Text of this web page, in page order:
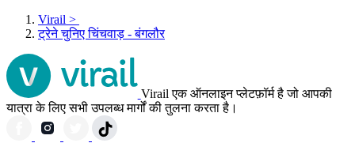
Virail >
ट्रेने चुनिए चिंचवाड़ - बंगलौर
Virail एक ऑनलाइन प्लेटफ़ॉर्म है जो आपकी
यात्रा के लिए सभी उपलब्ध मार्गों की तुलना करता है।